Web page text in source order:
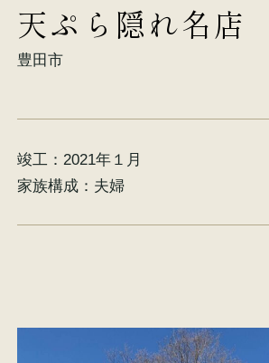
天ぷら隠れ名店
豊田市
竣工：2021年１月
家族構成： 夫婦
会社概要